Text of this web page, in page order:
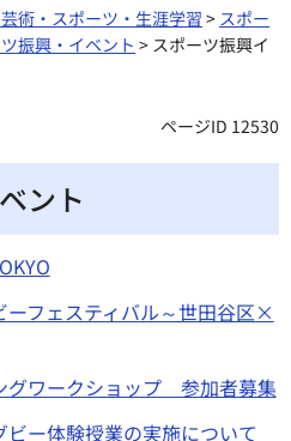
術・スポーツ・生涯学習 > スポー
振興・イベント > スポーツ振興イ
ページID 12530
ント
ーフェスティバル～世田谷区×
グワークショップ 参加者募集
ー体験授業の実施について